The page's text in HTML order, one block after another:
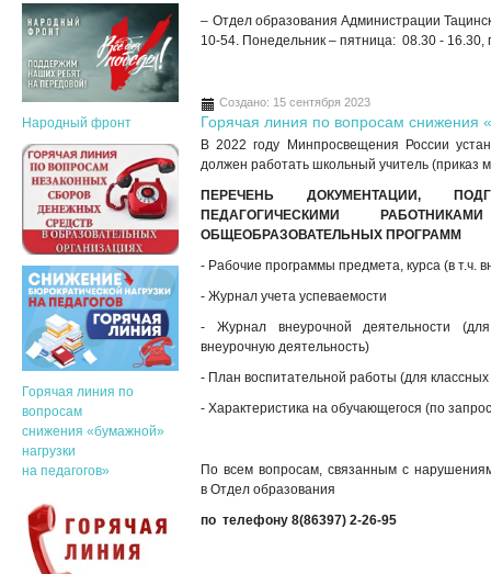
– Отдел образования Администрации
10-54. Понедельник – пятница: 08.30 -
Создано: 15 сентября 2023
Горячая линия по вопросам снижения
В 2022 году Минпросвещения России
должен работать школьный учитель (приказ
ПЕРЕЧЕНЬ ДОКУМЕНТАЦИИ,
ПЕДАГОГИЧЕСКИМИ
ОБЩЕОБРАЗОВАТЕЛЬНЫХ ПРОГРАММ
- Рабочие программы предмета, курса (в т.ч.
- Журнал учета успеваемости
- Журнал внеурочной деятельности (для
внеурочную деятельность)
- План воспитательной работы (для
- Характеристика на обучающегося (по
По всем вопросам, связанным с
в Отдел образования
потелефону 8(86397) 2-26-95
Народный фронт
Горячая линия по
вопросам
снижения «бумажной»
нагрузки
на педагогов»